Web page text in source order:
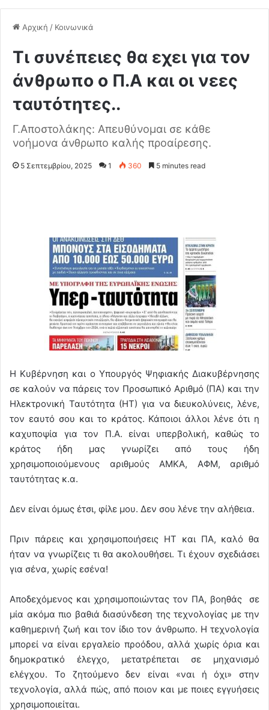
Αρχική / Κοινωνικά
Τι συνέπειες θα εχει για τον
άνθρωπο ο Π.Α και οι νεες
ταυτότητες..
Γ.Αποστολάκης: Απευθύνομαι σε κάθε
νοήμονα άνθρωπο καλής προαίρεσης.
5 Σεπτεμβρίου, 2025 1 360 5 minutes read
Η Κυβέρνηση και ο Υπουργός Ψηφιακής Διακυβέρνησης
σε καλούν να πάρεις τον Προσωπικό Αριθμό (ΠΑ) και την
Ηλεκτρονική Ταυτότητα (ΗΤ) για να διευκολύνεις, λένε,
τον εαυτό σου και το κράτος. Κάποιοι άλλοι λένε ότι η
καχυποψία για τον Π.Α. είναι υπερβολική, καθώς το
κράτος ήδη μας γνωρίζει από τους ήδη
χρησιμοποιούμενους αριθμούς ΑΜΚΑ, ΑΦΜ, αριθμό
ταυτότητας κ.α.
Δεν είναι όμως έτσι, φίλε μου. Δεν σου λένε την αλήθεια.
Πριν πάρεις και χρησιμοποιήσεις ΗΤ και ΠΑ, καλό θα
ήταν να γνωρίζεις τι θα ακολουθήσει. Τι έχουν σχεδιάσει
για σένα, χωρίς εσένα!
Αποδεχόμενος και χρησιμοποιώντας τον ΠΑ, βοηθάς σε
μία ακόμα πιο βαθιά διασύνδεση της τεχνολογίας με την
καθημερινή ζωή και τον ίδιο τον άνθρωπο. Η τεχνολογία
μπορεί να είναι εργαλείο προόδου, αλλά χωρίς όρια και
δημοκρατικό έλεγχο, μετατρέπεται σε μηχανισμό
ελέγχου. Το ζητούμενο δεν είναι «ναι ή όχι» στην
τεχνολογία, αλλά πώς, από ποιον και με ποιες εγγυήσεις
χρησιμοποιείται.